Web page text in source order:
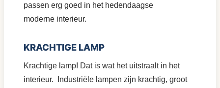
passen erg goed in het hedendaagse
moderne interieur.
KRACHTIGE LAMP
Krachtige lamp! Dat is wat het uitstraalt in het
interieur. Industriële lampen zijn krachtig, groot